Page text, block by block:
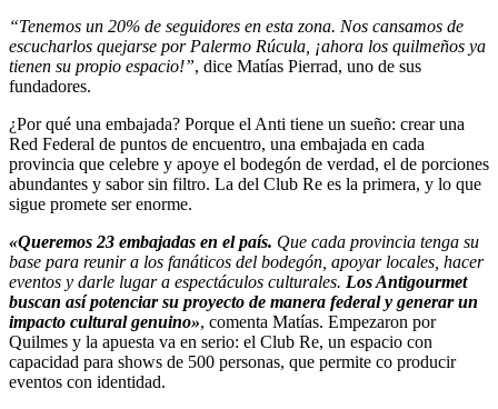
“Tenemos un 20% de seguidores en esta zona. Nos cansamos de
escucharlos quejarse por Palermo Rúcula, ¡ahora los quilmeños ya
tienen su propio espacio!”, dice Matías Pierrad, uno de sus
fundadores.
¿Por qué una embajada? Porque el Anti tiene un sueño: crear una
Red Federal de puntos de encuentro, una embajada en cada
provincia que celebre y apoye el bodegón de verdad, el de porciones
abundantes y sabor sin filtro. La del Club Re es la primera, y lo que
sigue promete ser enorme.
«Queremos 23 embajadas en el país. Que cada provincia tenga su
base para reunir a los fanáticos del bodegón, apoyar locales, hacer
eventos y darle lugar a espectáculos culturales. Los Antigourmet
buscan así potenciar su proyecto de manera federal y generar un
impacto cultural genuino», comenta Matías. Empezaron por
Quilmes y la apuesta va en serio: el Club Re, un espacio con
capacidad para shows de 500 personas, que permite co producir
eventos con identidad.